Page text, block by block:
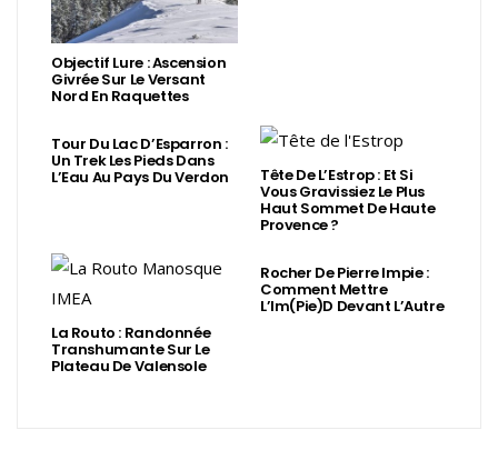
Objectif Lure : Ascension
Givrée Sur Le Versant
Nord En Raquettes
Tour Du Lac D’Esparron :
Un Trek Les Pieds Dans
L’Eau Au Pays Du Verdon Tête De L’Estrop : Et Si
Vous Gravissiez Le Plus
Haut Sommet De Haute
Provence ?
La Routo : Randonnée
Transhumante Sur Le
Plateau De Valensole
Rocher De Pierre Impie :
Comment Mettre
L’Im(Pie)d Devant L’Autre